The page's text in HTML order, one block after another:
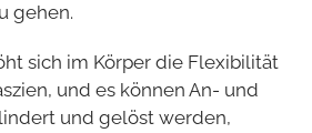
gehen.
sich im Körper die Flexibilität
und es können An- und
und gelöst werden,